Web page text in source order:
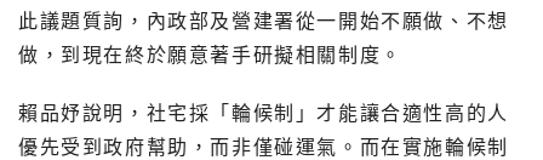
此議題質詢，內政部及營建署從一開始不願做、不想
做，到現在終於願意著手研擬相關制度。
賴品妤說明，社宅採「輪候制」才能讓合適性高的人
優先受到政府幫助，而非僅碰運氣。而在實施輪候制